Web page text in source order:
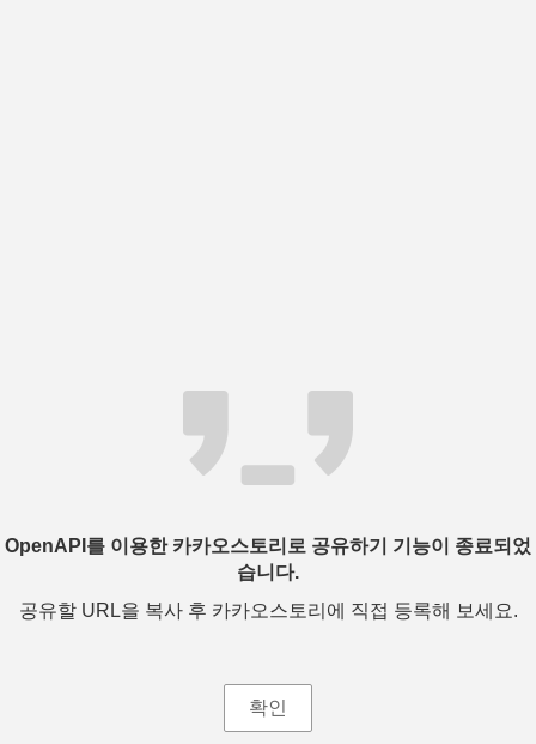
OpenAPI를 이용한 카카오스토리로 공유하기 기능이 종료되었
습니다.
공유할 URL을 복사 후 카카오스토리에 직접 등록해 보세요.
확인